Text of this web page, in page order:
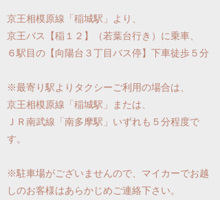
京王相模原線「稲城駅」より、
京王バス【稲１２】（若葉台行き）に乗車、
６駅目の【向陽台３丁目バス停】下車徒歩５分
※最寄り駅よりタクシーご利用の場合は、
京王相模原線「稲城駅」または、
ＪＲ南武線「南多摩駅」いずれも５分程度で
す。
※駐車場がございませんので、マイカーでお越
しのお客様はあらかじめご連絡下さ い。